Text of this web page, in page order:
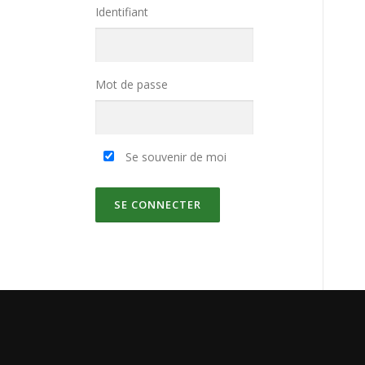
Identifiant
Mot de passe
Se souvenir de moi